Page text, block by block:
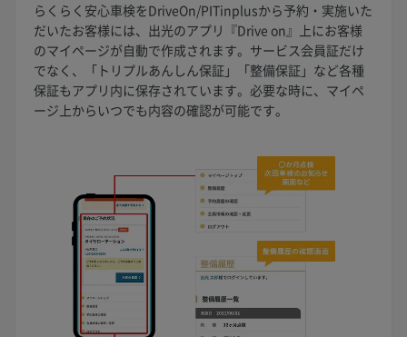
らくらく安心車検をDriveOn/PITinplusから予約・実施いた
だいたお客様には、出光のアプリ『Drive on』上にお客様
のマイページが自動で作成されます。サービス会員証だけ
でなく、「トリプルあんしん保証」「整備保証」など各種
保証もアプリ内に保存されています。必要な時に、マイペ
ージ上からいつでも内容の確認が可能です。